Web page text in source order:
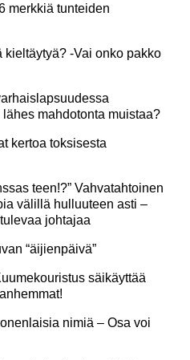
merkkiä tunteiden
kieltäytyä? -Vai onko pakko
mahdotonta muistaa?
kertoa toksisesta
teen!?” Vahvatahtoinen
välillä hulluuteen asti –
johtajaa
“äijienpäivä”
säikäyttää
nimiä – Osa voi